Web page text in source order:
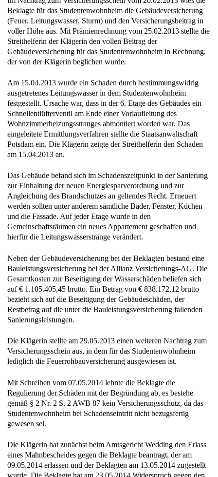
Beklagte für das Studentenwohnheim die Gebäudeversicherung
(Feuer, Leitungswasser, Sturm) und den Versicherungsbeitrag in
voller Höhe aus. Mit Prämienrechnung vom 25.02.2013 stellte die
Streithelferin der Klägerin den vollen Beitrag der
Gebäudeversicherung für das Studentenwohnheim in Rechnung,
der von der Klägerin beglichen wurde.
Am 15.04.2013 wurde ein Schaden durch bestimmungswidrig
ausgetretenes Leitungswasser in dem Studentenwohnheim
festgestellt. Ursache war, dass in der 6. Etage des Gebäudes ein
Schnellentlüfterventil am Ende einer Vorlaufleitung des
Wohnzimmerheizungsstranges abmontiert worden war. Das
eingeleitete Ermittlungsverfahren stellte die Staatsanwaltschaft
Potsdam ein. Die Klägerin zeigte der Streithelferin den Schaden
am 15.04.2013 an.
Das Gebäude befand sich im Schadenszeitpunkt in der Sanierung
zur Einhaltung der neuen Energiesparverordnung und zur
Angleichung des Brandschutzes an geltendes Recht. Erneuert
werden sollten unter anderem sämtliche Bäder, Fenster, Küchen
und die Fassade. Auf jeder Etage wurde in den
Gemeinschaftsräumen ein neues Appartement geschaffen und
hierfür die Leitungswasserstränge verändert.
Neben der Gebäudeversicherung bei der Beklagten bestand eine
Bauleistungsversicherung bei der Allianz Versicherungs-AG. Die
Gesamtkosten zur Beseitigung der Wasserschäden beliefen sich
auf € 1.105.405,45 brutto. Ein Betrag von € 838.172,12 brutto
bezieht sich auf die Beseitigung der Gebäudeschäden, der
Restbetrag auf die unter die Bauleistungsversicherung fallenden
Sanierungsleistungen.
Die Klägerin stellte am 29.05.2013 einen weiteren Nachtrag zum
Versicherungsschein aus, in dem für das Studentenwohnheim
lediglich die Feuerrohbauversicherung ausgewiesen ist.
Mit Schreiben vom 07.05.2014 lehnte die Beklagte die
Regulierung der Schäden mit der Begründung ab, es bestehe
gemäß § 2 Nr. 2 S. 2 AWB 87 kein Versicherungsschutz, da das
Studentenwohnheim bei Schadenseintritt nicht bezugsfertig
gewesen sei.
Die Klägerin hat zunächst beim Amtsgericht Wedding den Erlass
eines Mahnbescheides gegen die Beklagte beantragt, der am
09.05.2014 erlassen und der Beklagten am 13.05.2014 zugestellt
wurde. Die Beklagte hat am 23.05.2014 Widerspruch gegen den